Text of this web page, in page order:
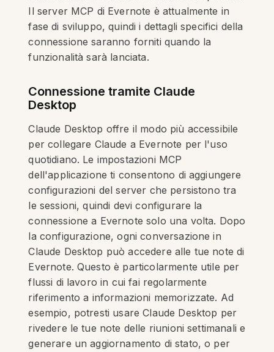
Il server MCP di Evernote è attualmente in
fase di sviluppo, quindi i dettagli specifici della
connessione saranno forniti quando la
funzionalità sarà lanciata.
Connessione tramite Claude
Desktop
Claude Desktop offre il modo più accessibile
per collegare Claude a Evernote per l'uso
quotidiano. Le impostazioni MCP
dell'applicazione ti consentono di aggiungere
configurazioni del server che persistono tra
le sessioni, quindi devi configurare la
connessione a Evernote solo una volta. Dopo
la configurazione, ogni conversazione in
Claude Desktop può accedere alle tue note di
Evernote. Questo è particolarmente utile per
flussi di lavoro in cui fai regolarmente
riferimento a informazioni memorizzate. Ad
esempio, potresti usare Claude Desktop per
rivedere le tue note delle riunioni settimanali e
generare un aggiornamento di stato, o per